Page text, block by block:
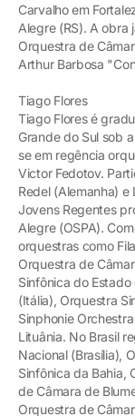
Carvalho em
Alegre (RS). A obra
Orquestra de
Arthur Barbosa
Tiago Flores
Tiago Flores é
Grande do Sul sob
se em regência
Victor Fedotov.
Redel (Alemanha)
Jovens Regentes
Alegre (OSPA).
orquestras como
Orquestra de
Sinfônica do
(Itália), Orquestra
Sinphonie
Lituânia. No Brasil
Nacional (Brasília),
Sinfônica da Bahia,
de Câmara de
Orquestra de